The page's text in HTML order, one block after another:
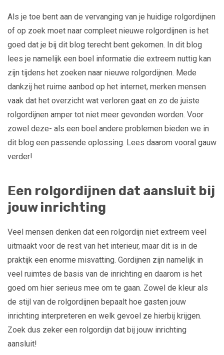
Als je toe bent aan de vervanging van je huidige rolgordijnen
of op zoek moet naar compleet nieuwe rolgordijnen is het
goed dat je bij dit blog terecht bent gekomen. In dit blog
lees je namelijk een boel informatie die extreem nuttig kan
zijn tijdens het zoeken naar nieuwe rolgordijnen. Mede
dankzij het ruime aanbod op het internet, merken mensen
vaak dat het overzicht wat verloren gaat en zo de juiste
rolgordijnen amper tot niet meer gevonden worden. Voor
zowel deze- als een boel andere problemen bieden we in
dit blog een passende oplossing. Lees daarom vooral gauw
verder!
Een rolgordijnen dat aansluit bij
jouw inrichting
Veel mensen denken dat een rolgordijn niet extreem veel
uitmaakt voor de rest van het interieur, maar dit is in de
praktijk een enorme misvatting. Gordijnen zijn namelijk in
veel ruimtes de basis van de inrichting en daarom is het
goed om hier serieus mee om te gaan. Zowel de kleur als
de stijl van de rolgordijnen bepaalt hoe gasten jouw
inrichting interpreteren en welk gevoel ze hierbij krijgen.
Zoek dus zeker een rolgordijn dat bij jouw inrichting
aansluit!